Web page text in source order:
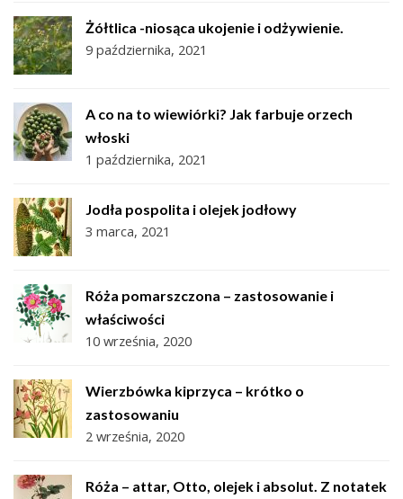
Żółtlica -niosąca ukojenie i odżywienie.
9 października, 2021
A co na to wiewiórki? Jak farbuje orzech
włoski
1 października, 2021
Jodła pospolita i olejek jodłowy
3 marca, 2021
Róża pomarszczona – zastosowanie i
właściwości
10 września, 2020
Wierzbówka kiprzyca – krótko o
zastosowaniu
2 września, 2020
Róża – attar, Otto, olejek i absolut. Z notatek